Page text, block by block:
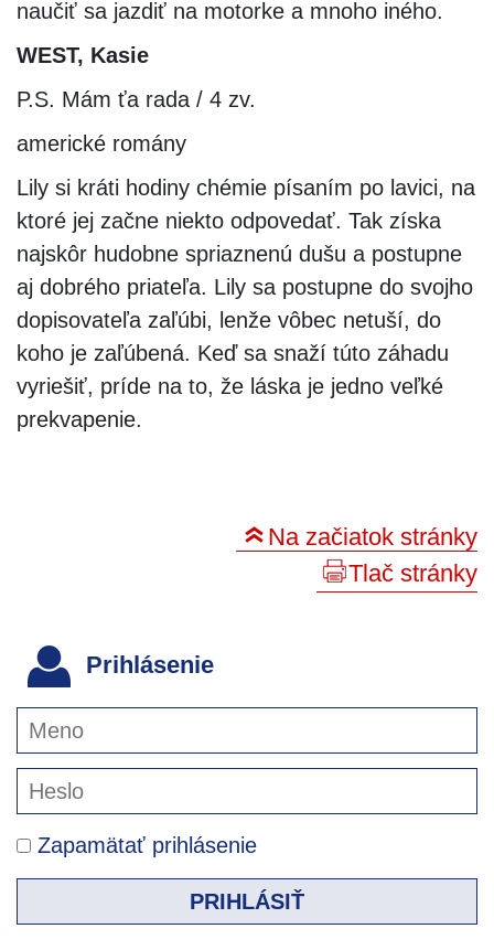
naučiť sa jazdiť na motorke a mnoho iného.
WEST, Kasie
P.S. Mám ťa rada / 4 zv.
americké romány
Lily si kráti hodiny chémie písaním po lavici, na
ktoré jej začne niekto odpovedať. Tak získa
najskôr hudobne spriaznenú dušu a postupne
aj dobrého priateľa. Lily sa postupne do svojho
dopisovateľa zaľúbi, lenže vôbec netuší, do
koho je zaľúbená. Keď sa snaží túto záhadu
vyriešiť, príde na to, že láska je jedno veľké
prekvapenie.
Na začiatok stránky
Tlač stránky
Prihlásenie
Zapamätať prihlásenie
PRIHLÁSIŤ